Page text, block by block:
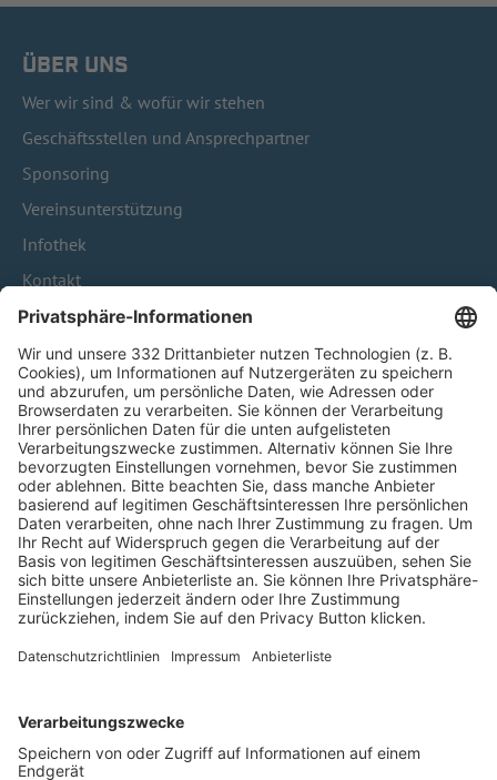
ÜBER UNS
Wer wir sind & wofür wir stehen
Geschäftsstellen und Ansprechpartner
Sponsoring
Vereinsunterstützung
Infothek
Kontakt
HÄUFIG BESUCHTE SEITEN
Pässe und Vereinswechsel
Trainerausbildung
Schulungsangebot Vereinsmitarbeiter
BFV-Geschäftsstellen
Trainerbörse
Login SpielPlus
FOLGE DEM BFV
TOP-VEREINE